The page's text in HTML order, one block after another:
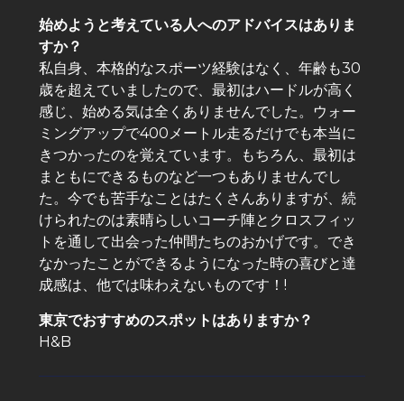
始めようと考えている人へのアドバイスはありま
すか？
私自身、本格的なスポーツ経験はなく、年齢も30
歳を超えていましたので、最初はハードルが高く
感じ、始める気は全くありませんでした。ウォー
ミングアップで400メートル走るだけでも本当に
きつかったのを覚えています。もちろん、最初は
まともにできるものなど一つもありませんでし
た。今でも苦手なことはたくさんありますが、続
けられたのは素晴らしいコーチ陣とクロスフィッ
トを通して出会った仲間たちのおかげです。でき
なかったことができるようになった時の喜びと達
成感は、他では味わえないものです！!
東京でおすすめのスポットはありますか？
H&B